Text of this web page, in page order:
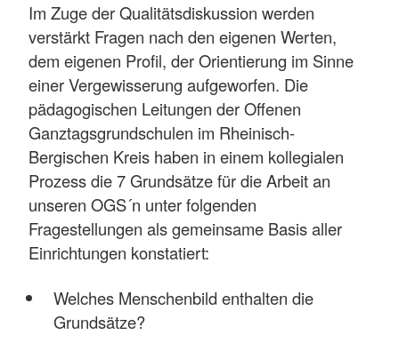
Im Zuge der Qualitätsdiskussion werden
verstärkt Fragen nach den eigenen Werten,
dem eigenen Profil, der Orientierung im Sinne
einer Vergewisserung aufgeworfen. Die
pädagogischen Leitungen der Offenen
Ganztagsgrundschulen im Rheinisch-
Bergischen Kreis haben in einem kollegialen
Prozess die 7 Grundsätze für die Arbeit an
unseren OGS´n unter folgenden
Fragestellungen als gemeinsame Basis aller
Einrichtungen konstatiert:
Welches Menschenbild enthalten die
Grundsätze?